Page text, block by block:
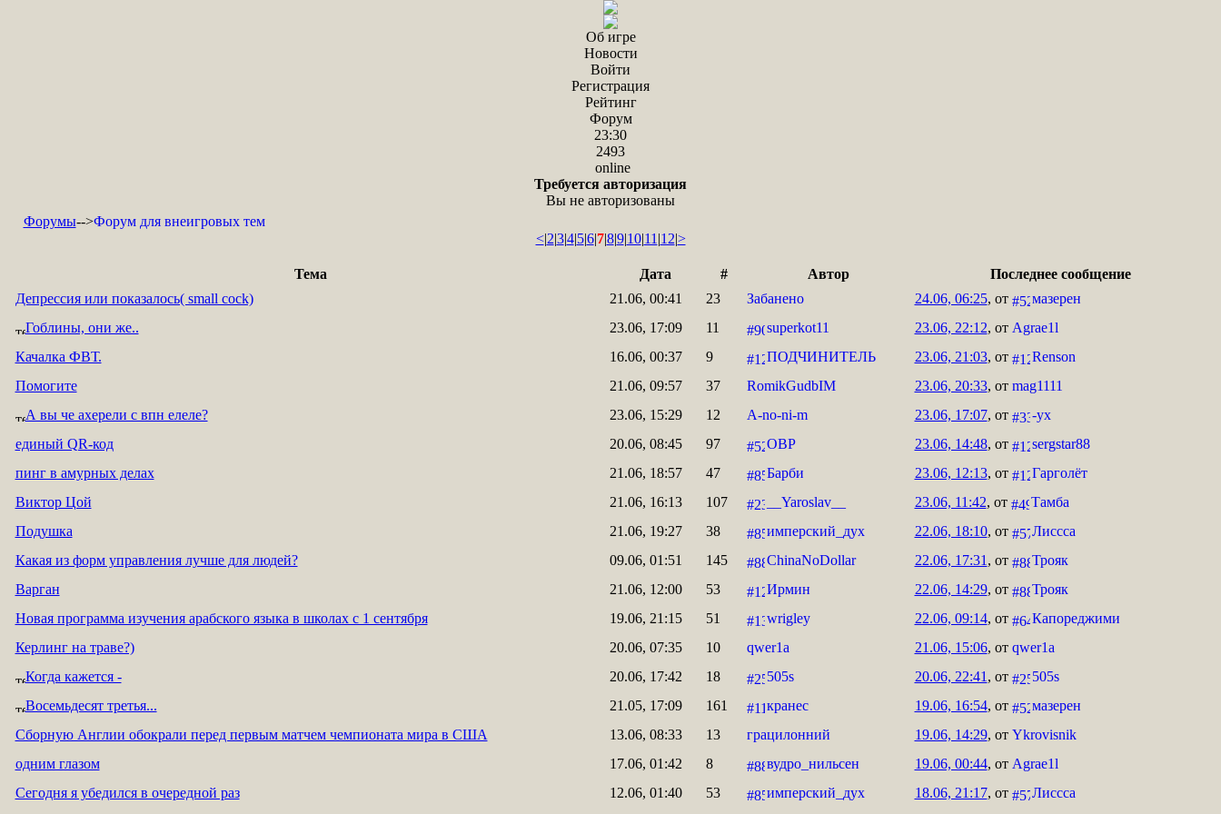
Об игре
Новости
Войти
Регистрация
Рейтинг
Форум
23:30
2493
online
Требуется авторизация
Вы не авторизованы
Форумы-->Форум для внеигровых тем
<|2|3|4|5|6|7|8|9|10|11|12|>
Тема Дата # Автор
Последнее сообщение
Депрессия или показалось( small cock)
21.06, 00:41 23 Забанено 24.06, 06:25, от
мазерен
Гоблины, они же..
23.06, 17:09 11 superkot11 23.06, 22:12, от Agrae1l
Качалка ФВТ.
16.06, 00:37 9 ПОДЧИНИТЕЛЬ 23.06, 21:03, от
Renson
Помогите
21.06, 09:57 37 RomikGudbIM 23.06, 20:33, от mag1111
А вы че ахерели с впн елеле?
23.06, 15:29 12 A-no-ni-m 23.06, 17:07, от
-ух
единый QR-код
20.06, 08:45 97 ОВР 23.06, 14:48, от
sergstar88
пинг в амурных делах
21.06, 18:57 47 Барби 23.06, 12:13, от
Гарголёт
Виктор Цой
21.06, 16:13 107 __Yaroslav__ 23.06, 11:42, от
Тамба
Подушка
21.06, 19:27 38 имперский_дух 22.06, 18:10, от
Лиссса
Какая из форм управления лучше для людей?
09.06, 01:51 145 ChinaNoDollar 22.06, 17:31, от
Трояк
Варган
21.06, 12:00 53 Ирмин 22.06, 14:29, от
Трояк
Новая программа изучения арабского языка в школах с 1 сентября
19.06, 21:15 51 wrigley 22.06, 09:14, от
Капореджими
Керлинг на траве?)
20.06, 07:35 10 qwer1a 21.06, 15:06, от qwer1a
Когда кажется -
20.06, 17:42 18 505s 20.06, 22:41, от
505s
Восемьдесят третья...
21.05, 17:09 161 кранес 19.06, 16:54, от
мазерен
Cборную Англии обокрали перед первым матчем чемпионата мира в США
13.06, 08:33 13 грацилонний 19.06, 14:29, от Ykrovisnik
одним глазом
17.06, 01:42 8 вудро_нильсен 19.06, 00:44, от Agrae1l
Сегодня я убедился в очередной раз
12.06, 01:40 53 имперский_дух 18.06, 21:17, от Лиссса